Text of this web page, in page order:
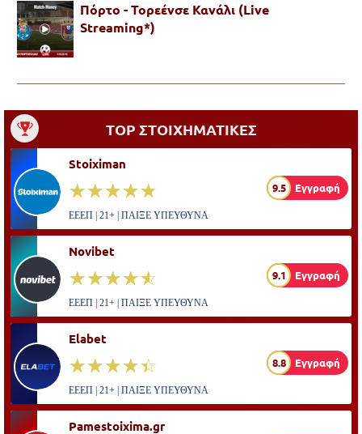
Πόρτο - Τορεένσε Κανάλι (Live
Streaming*)
TOP ΣΤΟΙΧΗΜΑΤΙΚΕΣ
Stoiximan
☆☆☆☆☆
★★★★★ 9.5 Εγγραφή
ΕΕΕΠ | 21+ | ΠΑΙΞΕ ΥΠΕΥΘΥΝΑ
Novibet
☆☆☆☆☆
★★★★★ 9.1 Εγγραφή
ΕΕΕΠ | 21+ | ΠΑΙΞΕ ΥΠΕΥΘΥΝΑ
Elabet
☆☆☆☆☆
★★★★★ 8.8 Εγγραφή
ΕΕΕΠ | 21+ | ΠΑΙΞΕ ΥΠΕΥΘΥΝΑ
Pamestoixima.gr